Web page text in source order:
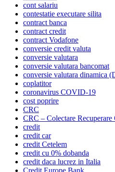
cont salariu
contestatie executare silita
contract banca
contract credit
contract Vodafone
conversie credit valuta
conversie valutara
conversie valutara bancomat
conversie valutara dinamica
coplatitor
coronavirus COVID-19
cost poprire
CRC
CRC – Colectare Recuperare
credit
credit car
credit Cetelem
credit cu 0% dobanda
credit daca lucrez in Italia
Credit Europe Bank